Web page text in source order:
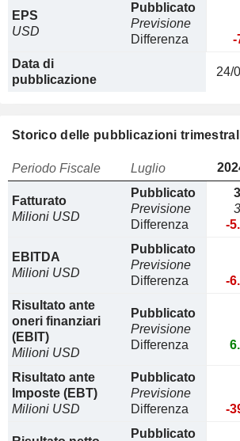
EPS
USD
Pubblicato
Previsione
Differenza
-
Data di
pubblicazione
24/
Storico delle pubblicazioni
Periodo Fiscale Luglio
Fatturato
Milioni USD
Pubblicato
Previsione
Differenza
-
EBITDA
Milioni USD
Pubblicato
Previsione
Differenza
-
Risultato ante
oneri finanziari
(EBIT)
Milioni USD
Pubblicato
Previsione
Differenza
Risultato ante
Imposte (EBT)
Milioni USD
Pubblicato
Previsione
Differenza
-
Pubblicato